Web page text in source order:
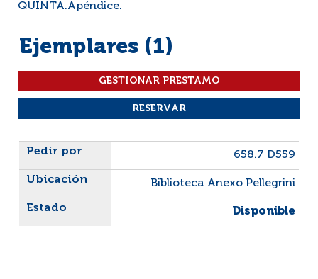
QUINTA.Apéndice.
Ejemplares (1)
Liste des exemplaires
658.7 D559
Biblioteca Anexo Pellegrini
Disponible